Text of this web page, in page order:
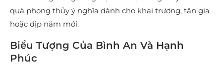
quà phong thủy ý nghĩa dành cho khai trương, tân gia
hoặc dịp năm mới.
Biểu Tượng Của Bình An Và Hạnh
Phúc